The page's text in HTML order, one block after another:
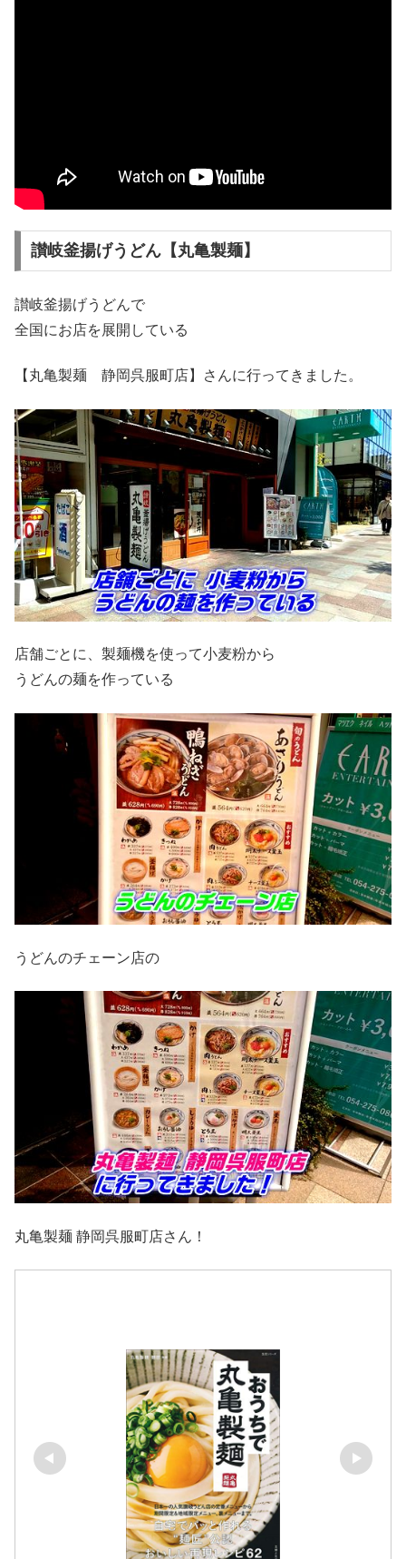
讃岐釜揚げうどん【丸亀製麺】
讃岐釜揚げうどんで
全国にお店を展開している
【丸亀製麺 静岡呉服町店】さんに行ってきました。
店舗ごとに、製麺機を使って小麦粉から
うどんの麺を作っている
うどんのチェーン店の
丸亀製麺 静岡呉服町店さん！